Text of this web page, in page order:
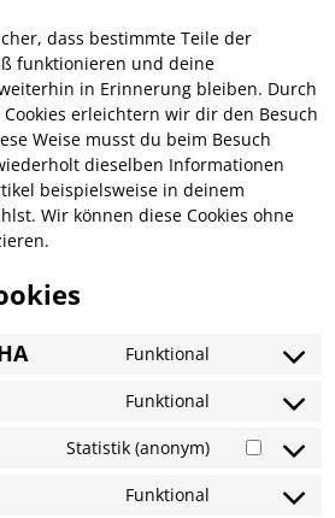
dass bestimmte Teile der
funktionieren und deine
in Erinnerung bleiben. Durch
erleichtern wir dir den Besuch
Weise musst du beim Besuch
dieselben Informationen
beispielsweise in deinem
Wir können diese Cookies ohne
Funktional
Funktional
Statistik (anonym)
Funktional